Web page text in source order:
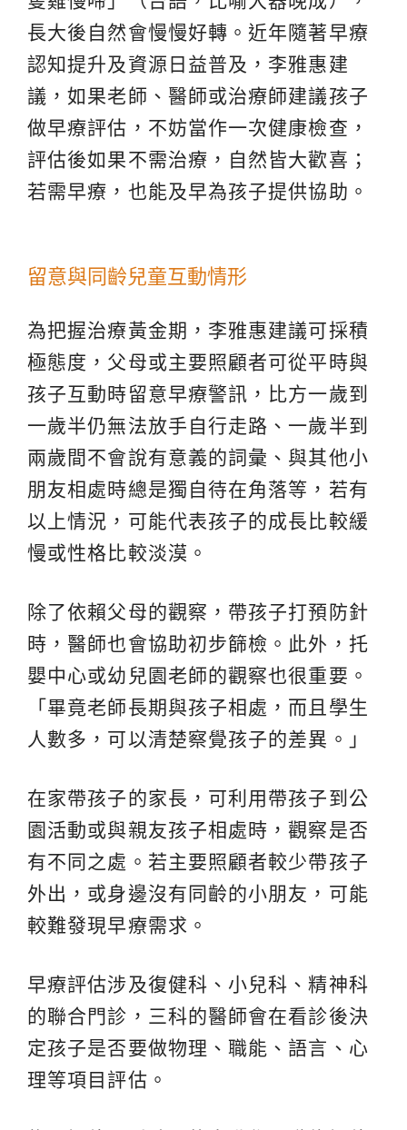
長大後自然會慢慢好轉。近年隨著早療
認知提升及資源日益普及，李雅惠建
議，如果老師、醫師或治療師建議孩子
做早療評估，不妨當作一次健康檢查，
評估後如果不需治療，自然皆大歡喜；
若需早療，也能及早為孩子提供協助。
留意與同齡兒童互動情形
為把握治療黃金期，李雅惠建議可採積
極態度，父母或主要照顧者可從平時與
孩子互動時留意早療警訊，比方一歲到
一歲半仍無法放手自行走路、一歲半到
兩歲間不會說有意義的詞彙、與其他小
朋友相處時總是獨自待在角落等，若有
以上情況，可能代表孩子的成長比較緩
慢或性格比較淡漠。
除了依賴父母的觀察，帶孩子打預防針
時，醫師也會協助初步篩檢。此外，托
嬰中心或幼兒園老師的觀察也很重要。
「畢竟老師長期與孩子相處，而且學生
人數多，可以清楚察覺孩子的差異。」
在家帶孩子的家長，可利用帶孩子到公
園活動或與親友孩子相處時，觀察是否
有不同之處。若主要照顧者較少帶孩子
外出，或身邊沒有同齡的小朋友，可能
較難發現早療需求。
早療評估涉及復健科、小兒科、精神科
的聯合門診，三科的醫師會在看診後決
定孩子是否要做物理、職能、語言、心
理等項目評估。